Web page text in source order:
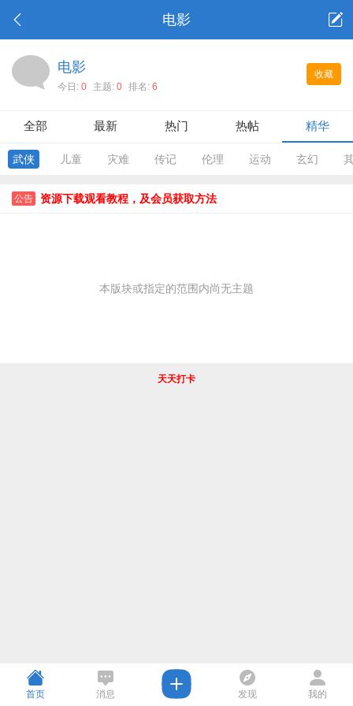
电影
收藏
电影
今日: 0 主题: 0 排名: 6
全部 最新 热门 热帖 精华
武侠 儿童 灾难 传记 伦理 运动 玄幻
公告 资源下载观看教程，及会员获取方法
本版块或指定的范围内尚无主题
天天打卡
首页 消息 发现 我的